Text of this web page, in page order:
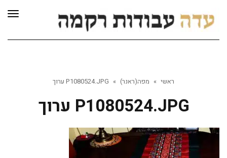
ראשי » מפה(ראנר) » P1080524.JPG ערוך
P1080524.JPG ערוך